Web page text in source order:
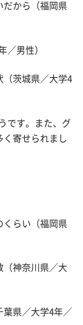
だから（福岡県
／男性）
（茨城県／大学4
です。また、グ
く寄せられまし
くらい（福岡県
（神奈川県／大
葉県／大学4年／